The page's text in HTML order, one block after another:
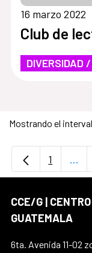
16 marzo 2022
Club de
DIVERSIDAD
Mostrando el
Página
1 ...
CCE/G |
GUATEMALA
6ta. Avenida 11-02